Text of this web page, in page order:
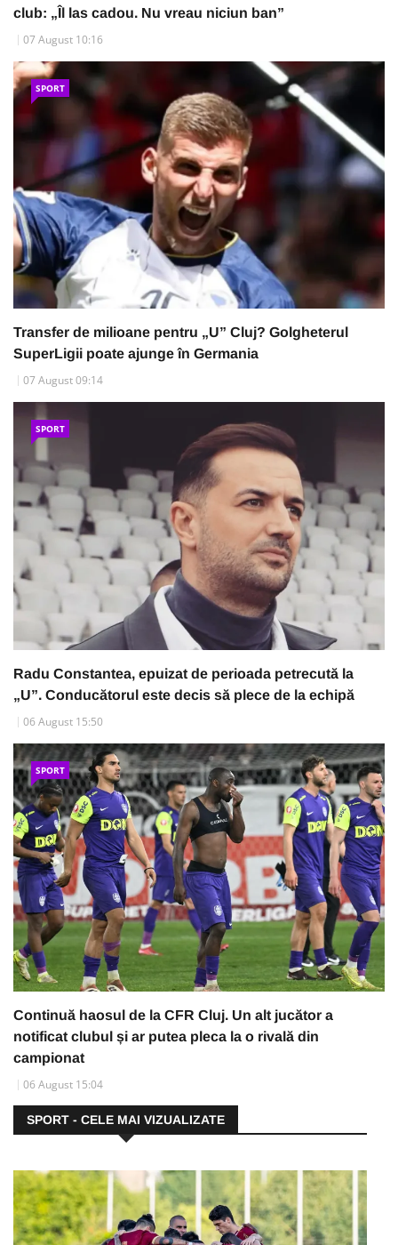
club: „Îl las cadou. Nu vreau niciun ban”
07 August 10:16
SPORT
Transfer de milioane pentru „U” Cluj? Golgheterul
SuperLigii poate ajunge în Germania
07 August 09:14
SPORT
Radu Constantea, epuizat de perioada petrecută la
„U”. Conducătorul este decis să plece de la echipă
06 August 15:50
SPORT
Continuă haosul de la CFR Cluj. Un alt jucător a
notificat clubul și ar putea pleca la o rivală din
campionat
06 August 15:04
SPORT - CELE MAI VIZUALIZATE